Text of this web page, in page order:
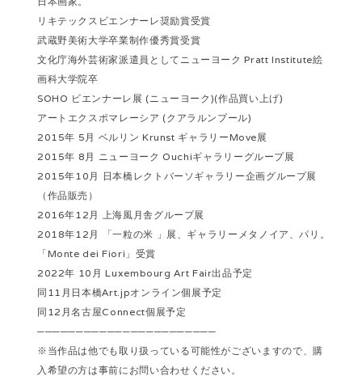
リキテックスビエンナーレ奨励賞受賞
武蔵野美術大学卒業制作優秀賞受賞
文化庁海外芸術家派遣員としてニューヨーク Pratt Institute絵
画科大学院卒
SOHO ビエンナーレ展 (ニューヨーク)(作品買い上げ)
アートエクスポマレーシア (クアラルンプール)
2015年 5月 ベルリン Krunst ギャラリーMove展
2015年 8月 ニューヨーク Ouchiギャラリーグループ展
2015年10月 日本橋レクトバーソギャラリー企画グループ展
（作品販売）
2016年12月 上海風月舎グループ展
2018年12月 「一粒の米 」展、ギャラリーメタノイア、パリ。
「Monte dei Fiori」受賞
2022年 10月 Luxembourg Art Fair出品予定
同11月日本橋Art.jpオンライン個展予定
同12月名古屋Connect個展予定
───────────────────────
※当作品は他でも取り扱っている可能性がございますので、購
入希望の方は事前にお問い合わせください。